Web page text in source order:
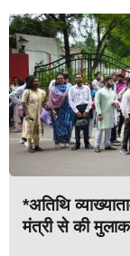
*अतिथि
मंत्री से की